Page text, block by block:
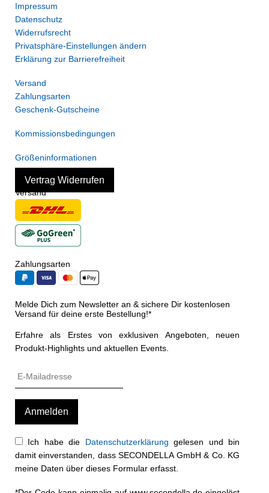
Impressum
Datenschutz
Widerrufsrecht
Privatsphäre-Einstellungen ändern
Erklärung zur Barrierefreiheit
Versand
Zahlungsarten
Geschenk-Gutscheine
Kommissionsbedingungen
Größeninformationen
Vertrag Widerrufen
Versand
Zahlungsarten
Melde Dich zum Newsletter an & sichere Dir kostenlosen
Versand für deine erste Bestellung!*
Erfahre als Erstes von exklusiven Angeboten, neuen
Produkt-Highlights und aktuellen Events.
Ich habe die Datenschutzerklärung gelesen und bin
damit einverstanden, dass SECONDELLA GmbH & Co. KG
meine Daten über dieses Formular erfasst.